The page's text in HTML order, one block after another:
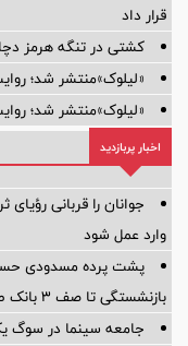
قرار داد
کشتی در تنگه هرمز
«لیلوک»منتشر شد؛
«لیلوک»منتشر شد؛
اخبار پربازدید
جوانان را قربانی
وارد عمل شود
پشت پرده‌ مسدودی
بازنشستگی تا صف ۳ بانک طلبکار
جامعه سینما در سوگ